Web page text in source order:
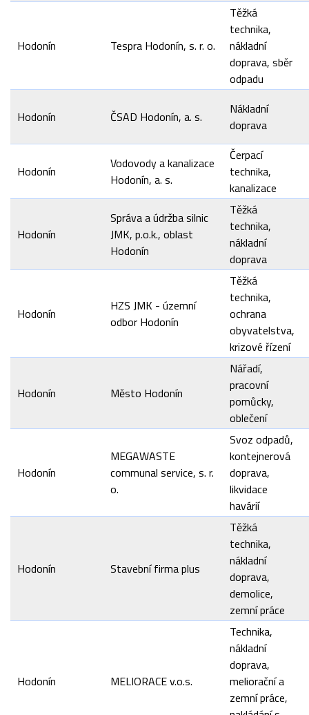
Hodonín Tespra Hodonín, s. r. o.
Těžká
technika,
nákladní
doprava, sběr
odpadu
Hodonín ČSAD Hodonín, a. s.
Nákladní
doprava
Hodonín
Vodovody a kanalizace
Hodonín, a. s.
Čerpací
technika,
kanalizace
Hodonín
Správa a údržba silnic
JMK, p.o.k., oblast
Hodonín
Těžká
technika,
nákladní
doprava
Hodonín
HZS JMK - územní
odbor Hodonín
Těžká
technika,
ochrana
obyvatelstva,
krizové řízení
Hodonín Město Hodonín
Nářadí,
pracovní
pomůcky,
oblečení
Hodonín
MEGAWASTE
communal service, s. r.
o.
Svoz odpadů,
kontejnerová
doprava,
likvidace
havárií
Hodonín Stavební firma plus
Těžká
technika,
nákladní
doprava,
demolice,
zemní práce
Hodonín MELIORACE v.o.s.
Technika,
nákladní
doprava,
meliorační a
zemní práce,